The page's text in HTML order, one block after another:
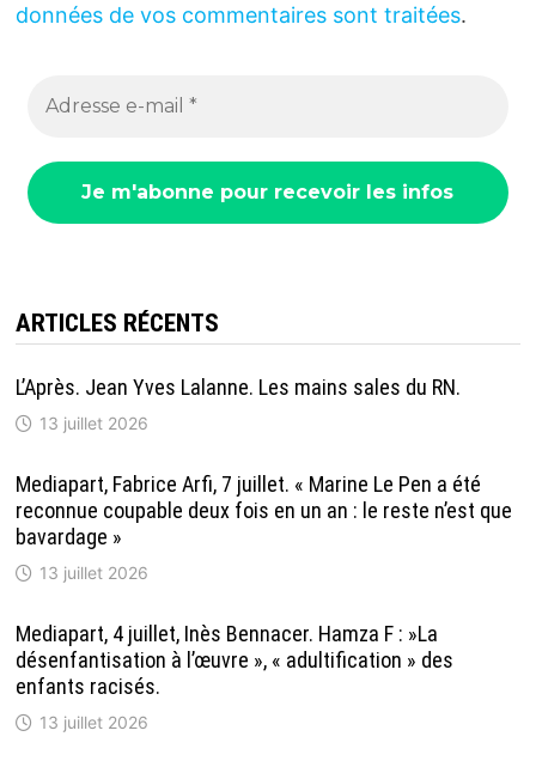
données de vos commentaires sont traitées.
ARTICLES RÉCENTS
L’Après. Jean Yves Lalanne. Les mains sales du RN.
13 juillet 2026
Mediapart, Fabrice Arfi, 7 juillet. « Marine Le Pen a été
reconnue coupable deux fois en un an : le reste n’est que
bavardage »
13 juillet 2026
Mediapart, 4 juillet, Inès Bennacer. Hamza F : »La
désenfantisation à l’œuvre », « adultification » des
enfants racisés.
13 juillet 2026